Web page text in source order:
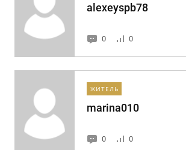
alexeyspb78
0 0
ЖИТЕЛЬ
marina010
0 0